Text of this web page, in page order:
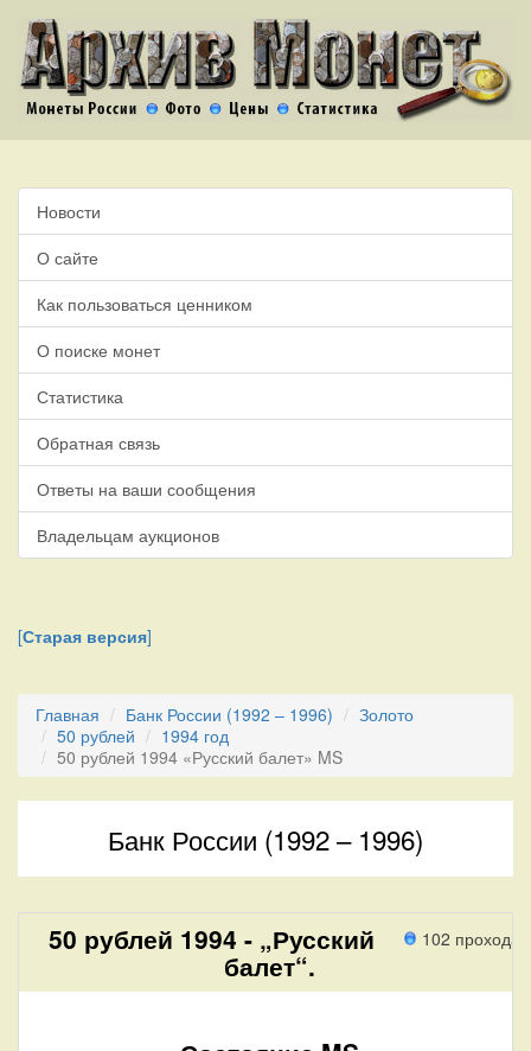
Новости
О сайте
Как пользоваться ценником
О поиске монет
Статистика
Обратная связь
Ответы на ваши сообщения
Владельцам аукционов
[Старая версия]
Главная Банк России (1992 – 1996)
Золото
50 рублей
1994 год
50 рублей 1994 «Русский балет» MS
Банк России (1992 – 1996)
102 прохода
50 рублей 1994 - „Русский
балет“.